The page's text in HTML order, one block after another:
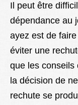
Il peut être
dépendance au
ayez est de
éviter une
que les conseils
la décision de
rechute se